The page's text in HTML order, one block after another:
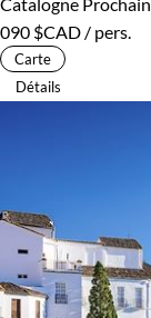
090 $CAD / pers.
Carte
Détails